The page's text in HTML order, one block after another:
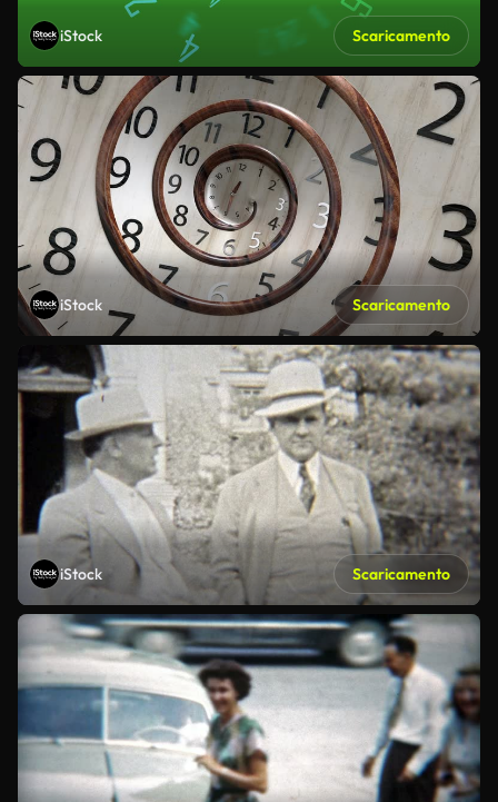
iStock Scaricamento
iStock Scaricamento
iStock Scaricamento